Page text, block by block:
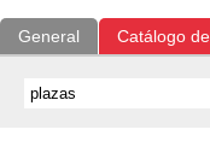
General Catálogo